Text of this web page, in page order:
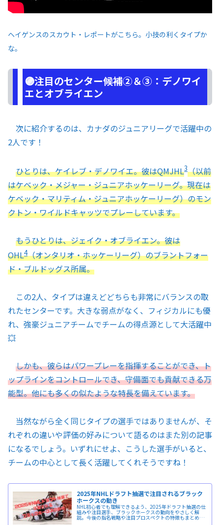
ヘイゲンスのスカウト・レポートがこちら。小技の利くタイプか
な。
🟣注目のセンター候補②＆③：デノワイ
エとオブライエン
次に紹介するのは、カナダのジュニアリーグで活躍中の
2人です！
ひとりは、ケイレブ・デノワイエ。彼はQMJHL3（以前
はケベック・メジャー・ジュニアホッケーリーグ。現在は
ケベック・マリティム・ジュニアホッケーリーグ）のモン
クトン・ワイルドキャッツでプレーしています。
もうひとりは、ジェイク・オブライエン。彼は
OHL4（オンタリオ・ホッケーリーグ）のブラントフォー
ド・ブルドッグス所属。
この2人、タイプは違えどどちらも非常にバランスの取
れたセンターです。大きな弱点がなく、フィジカルにも優
れ、強豪ジュニアチームでチームの得点源として大活躍中
💥
しかも、彼らはパワープレーを指揮することができ、ト
ップラインをコントロールでき、守備面でも貢献できる万
能型。他にも多くの似たような特長を備えています。
当然ながら全く同じタイプの選手ではありませんが、そ
れぞれの違いや評価の好みについて語るのはまた別の記事
になるでしょう。いずれにせよ、こうした選手がいると、
チームの中心として長く活躍してくれそうですね！
2025年NHLドラフト抽選で注目されるブラック
ホークスの動き
NHL初心者でも理解できるよう、2025年ドラフト抽選の仕
組みや注目選手、ブラックホークスの動向をやさしく解
説。今後の指名戦略や注目プロスペクトの特徴もまとめて
把握できます。